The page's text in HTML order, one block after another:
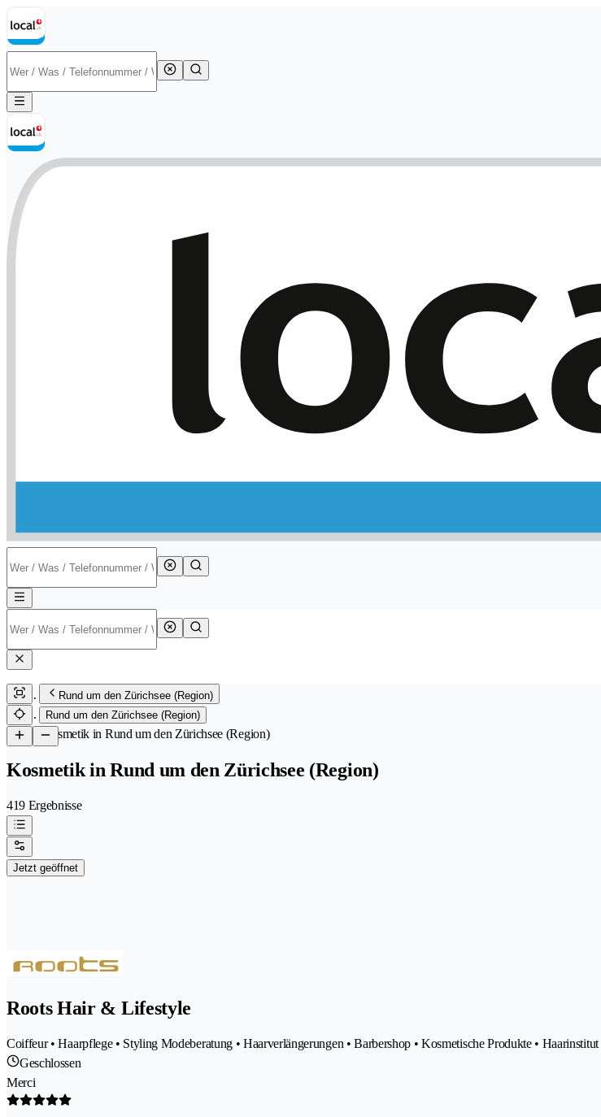
Rund um den Zürichsee (Region)
Rund um den Zürichsee (Region)
/Kosmetik in Rund um den Zürichsee (Region)
Kosmetik in Rund um den Zürichsee (Region)
419 Ergebnisse
Jetzt geöffnet
Roots Hair & Lifestyle
Coiffeur • Haarpflege • Styling Modeberatung • Haarverlängerungen • Barbershop • Kosmetische Produkte • Haarinstitut
Geschlossen
Merci